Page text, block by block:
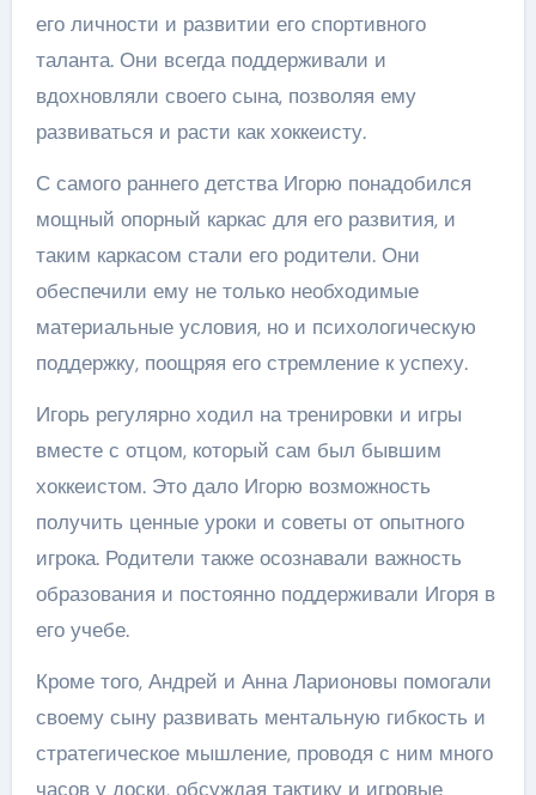
его личности и развитии его спортивного
таланта. Они всегда поддерживали и
вдохновляли своего сына, позволяя ему
развиваться и расти как хоккеисту.
С самого раннего детства Игорю понадобился
мощный опорный каркас для его развития, и
таким каркасом стали его родители. Они
обеспечили ему не только необходимые
материальные условия, но и психологическую
поддержку, поощряя его стремление к успеху.
Игорь регулярно ходил на тренировки и игры
вместе с отцом, который сам был бывшим
хоккеистом. Это дало Игорю возможность
получить ценные уроки и советы от опытного
игрока. Родители также осознавали важность
образования и постоянно поддерживали Игоря в
его учебе.
Кроме того, Андрей и Анна Ларионовы помогали
своему сыну развивать ментальную гибкость и
стратегическое мышление, проводя с ним много
часов у доски, обсуждая тактику и игровые